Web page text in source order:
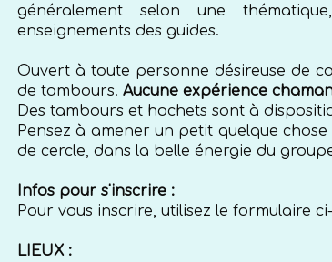
généralement selon une
enseignements des guides.
Ouvert à toute personne désireuse de
de tambours. Aucune expérience
Des tambours et hochets sont à
Pensez à amener un petit quelque
de cercle, dans la belle énergie du
Infos pour s'inscrire :
Pour vous inscrire, utilisez le formulaire
LIEUX :